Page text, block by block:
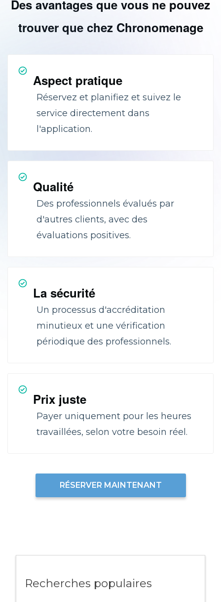
Des avantages que vous ne pouvez
trouver que chez Chronomenage
Aspect pratique
Réservez et planifiez et suivez le
service directement dans
l'application.
Qualité
Des professionnels évalués par
d'autres clients, avec des
évaluations positives.
La sécurité
Un processus d'accréditation
minutieux et une vérification
périodique des professionnels.
Prix juste
Payer uniquement pour les heures
travaillées, selon votre besoin réel.
RÉSERVER MAINTENANT
Recherches populaires